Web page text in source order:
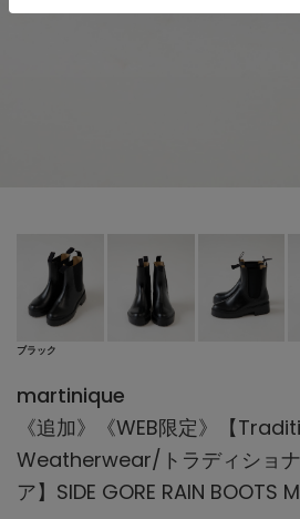
ブラック
martinique
《追加》《WEB限定》【
Weatherwear/トラディショ
ア】SIDE GORE RAIN BOOTS